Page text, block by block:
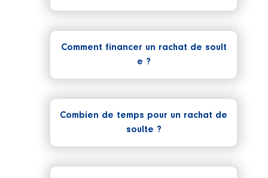
Comment financer un rachat de soult
e ?
Combien de temps pour un rachat de
soulte ?